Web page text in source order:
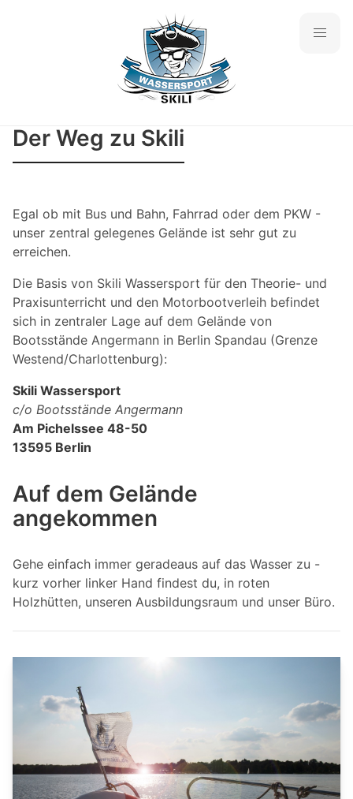
Der Weg zu Skili
Egal ob mit Bus und Bahn, Fahrrad oder dem PKW -
unser zentral gelegenes Gelände ist sehr gut zu
erreichen.
Die Basis von Skili Wassersport für den Theorie- und
Praxisunterricht und den Motorbootverleih befindet
sich in zentraler Lage auf dem Gelände von
Bootsstände Angermann in Berlin Spandau (Grenze
Westend/Charlottenburg):
Skili Wassersport
c/o Bootsstände Angermann
Am Pichelssee 48-50
13595 Berlin
Auf dem Gelände
angekommen
Gehe einfach immer geradeaus auf das Wasser zu -
kurz vorher linker Hand findest du, in roten
Holzhütten, unseren Ausbildungsraum und unser Büro.